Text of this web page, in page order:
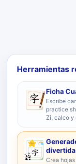
Herramientas
Ficha
Escribe
practice
Zi, calco y
divertida
Crea